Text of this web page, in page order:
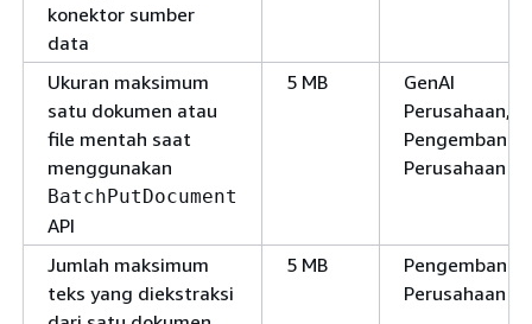
konektor sumber
data
Ukuran maksimum
satu dokumen atau
file mentah saat
menggunakan
BatchPutDocument
API
5 MB
GenAI
Perusahaan,
Pengembang,
Perusahaan
Jumlah maksimum
teks yang diekstraksi
5 MB
Pengembang,
Perusahaan